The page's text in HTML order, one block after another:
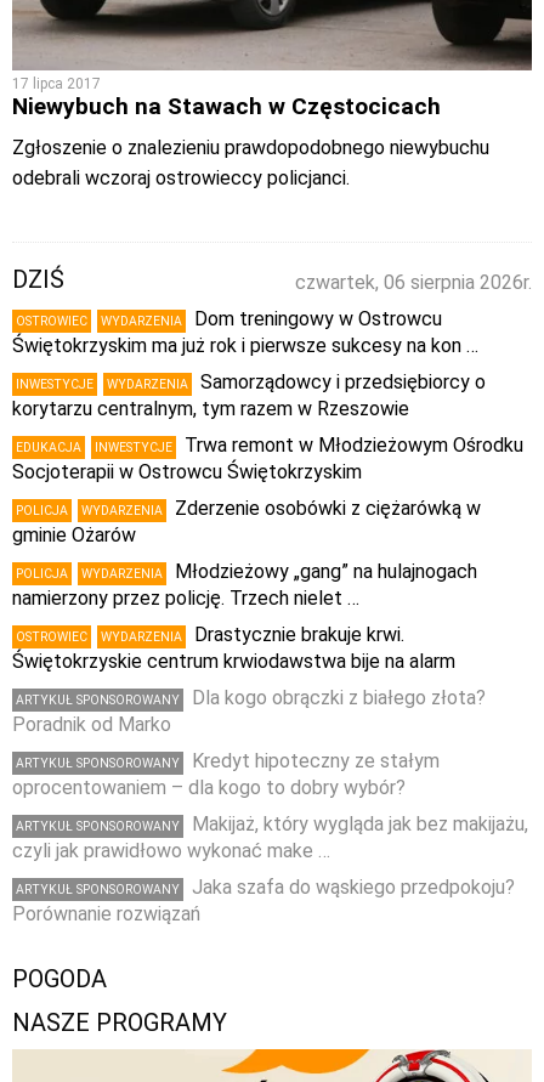
17 lipca 2017
Niewybuch na Stawach w Częstocicach
Zgłoszenie o znalezieniu prawdopodobnego niewybuchu
odebrali wczoraj ostrowieccy policjanci.
czwartek, 06 sierpnia 2026r.
DZIŚ
OSTROWIEC WYDARZENIA
Dom treningowy w Ostrowcu
Świętokrzyskim ma już rok i pierwsze sukcesy na kon …
INWESTYCJE WYDARZENIA
Samorządowcy i przedsiębiorcy o
korytarzu centralnym, tym razem w Rzeszowie
EDUKACJA INWESTYCJE
Trwa remont w Młodzieżowym Ośrodku
Socjoterapii w Ostrowcu Świętokrzyskim
POLICJA WYDARZENIA
Zderzenie osobówki z ciężarówką w
gminie Ożarów
POLICJA WYDARZENIA
Młodzieżowy „gang” na hulajnogach
namierzony przez policję. Trzech nielet …
OSTROWIEC WYDARZENIA
Drastycznie brakuje krwi.
Świętokrzyskie centrum krwiodawstwa bije na alarm
ARTYKUŁ SPONSOROWANY
Dla kogo obrączki z białego złota?
Poradnik od Marko
ARTYKUŁ SPONSOROWANY
Kredyt hipoteczny ze stałym
oprocentowaniem – dla kogo to dobry wybór?
ARTYKUŁ SPONSOROWANY
Makijaż, który wygląda jak bez makijażu,
czyli jak prawidłowo wykonać make …
ARTYKUŁ SPONSOROWANY
Jaka szafa do wąskiego przedpokoju?
Porównanie rozwiązań
POGODA
NASZE PROGRAMY